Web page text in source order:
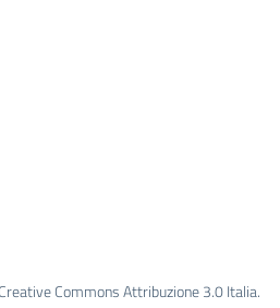
Commons Attribuzione 3.0 Italia.